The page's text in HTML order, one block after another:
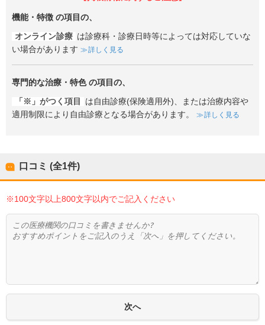
機能・特徴 の項目の、
オンライン診療 は診療科・診療日時等によっては対応していな
い場合があります
詳しく見る
専門的な治療・特色の項目の、
「※」がつく項目
は自由診療(保険適用外)、または治療内容や
適用制限により自由診療となる場合があります。
詳しく見る
口コミ (全1件)
※100文字以上800文字以内でご記入ください